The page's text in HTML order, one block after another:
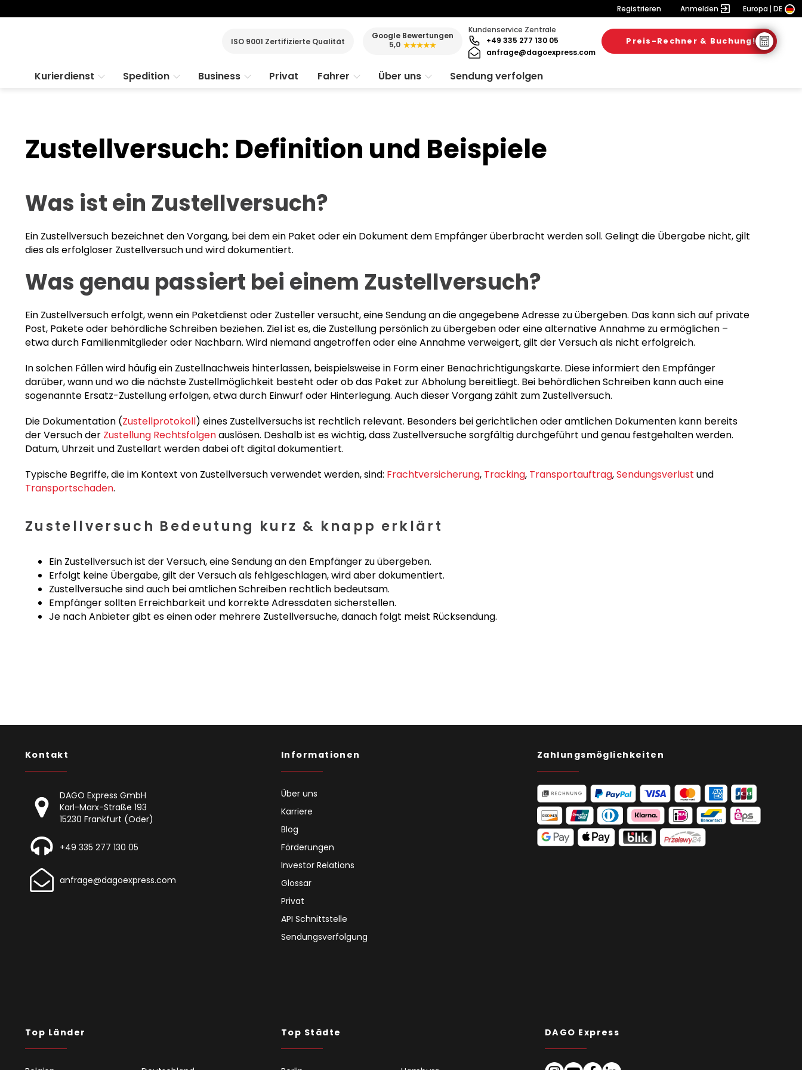
Registrieren Anmelden Europa DE
ISO 9001 Zertifizierte Qualität
Google Bewertungen
5,0 ★★★★★
Kundenservice Zentrale
+49 335 277 130 05
anfrage@dagoexpress.com
Preis-Rechner & Buchung!
Kurierdienst Spedition Business Privat Fahrer Über uns Sendung verfolgen
Zustellversuch: Definition und Beispiele
Was ist ein Zustellversuch?
Ein Zustellversuch bezeichnet den Vorgang, bei dem ein Paket oder ein Dokument dem Empfänger überbracht werden soll. Gelingt die Übergabe nicht, gilt
dies als erfolgloser Zustellversuch und wird dokumentiert.
Was genau passiert bei einem Zustellversuch?
Ein Zustellversuch erfolgt, wenn ein Paketdienst oder Zusteller versucht, eine Sendung an die angegebene Adresse zu übergeben. Das kann sich auf private
Post, Pakete oder behördliche Schreiben beziehen. Ziel ist es, die Zustellung persönlich zu übergeben oder eine alternative Annahme zu ermöglichen –
etwa durch Familienmitglieder oder Nachbarn. Wird niemand angetroffen oder eine Annahme verweigert, gilt der Versuch als nicht erfolgreich.
In solchen Fällen wird häufig ein Zustellnachweis hinterlassen, beispielsweise in Form einer Benachrichtigungskarte. Diese informiert den Empfänger
darüber, wann und wo die nächste Zustellmöglichkeit besteht oder ob das Paket zur Abholung bereitliegt. Bei behördlichen Schreiben kann auch eine
sogenannte Ersatz-Zustellung erfolgen, etwa durch Einwurf oder Hinterlegung. Auch dieser Vorgang zählt zum Zustellversuch.
Die Dokumentation (Zustellprotokoll) eines Zustellversuchs ist rechtlich relevant. Besonders bei gerichtlichen oder amtlichen Dokumenten kann bereits
der Versuch der Zustellung Rechtsfolgenauslösen. Deshalb ist es wichtig, dass Zustellversuche sorgfältig durchgeführt und genau festgehalten werden.
Datum, Uhrzeit und Zustellart werden dabei oft digital dokumentiert.
Typische Begriffe, die im Kontext von Zustellversuch verwendet werden, sind: Frachtversicherung, Tracking, Transportauftrag,Sendungsverlust und
Transportschaden.
Zustellversuch Bedeutung kurz & knapp erklärt
Ein Zustellversuch ist der Versuch, eine Sendung an den Empfänger zu übergeben.
Erfolgt keine Übergabe, gilt der Versuch als fehlgeschlagen, wird aber dokumentiert.
Zustellversuche sind auch bei amtlichen Schreiben rechtlich bedeutsam.
Empfänger sollten Erreichbarkeit und korrekte Adressdaten sicherstellen.
Je nach Anbieter gibt es einen oder mehrere Zustellversuche, danach folgt meist Rücksendung.
Kontakt
DAGO Express GmbH
Karl-Marx-Straße 193
15230 Frankfurt (Oder)
+49 335 277 130 05
anfrage@dagoexpress.com
Informationen
Über uns
Karriere
Blog
Förderungen
Investor Relations
Glossar
Privat
API Schnittstelle
Sendungsverfolgung
Zahlungsmöglichkeiten
Top Länder Top Städte DAGO Express